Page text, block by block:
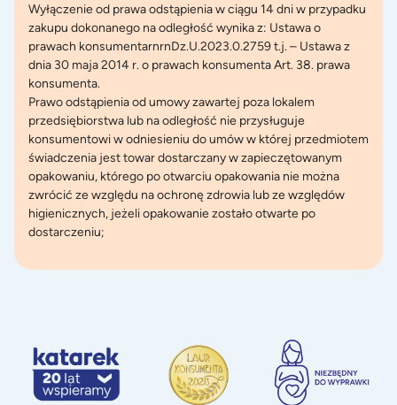
Wyłączenie od prawa odstąpienia w ciągu 14 dni w przypadku
zakupu dokonanego na odległość wynika z: Ustawa o
prawach konsumentarnrnDz.U.2023.0.2759 t.j. – Ustawa z
dnia 30 maja 2014 r. o prawach konsumenta Art. 38. prawa
konsumenta.
Prawo odstąpienia od umowy zawartej poza lokalem
przedsiębiorstwa lub na odległość nie przysługuje
konsumentowi w odniesieniu do umów w której przedmiotem
świadczenia jest towar dostarczany w zapieczętowanym
opakowaniu, którego po otwarciu opakowania nie można
zwrócić ze względu na ochronę zdrowia lub ze względów
higienicznych, jeżeli opakowanie zostało otwarte po
dostarczeniu;